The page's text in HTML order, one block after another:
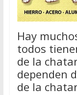
Hay
todos
de la
dependen
de la